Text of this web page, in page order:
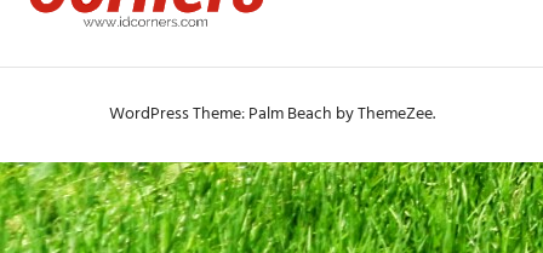
WordPress Theme: Palm Beach by ThemeZee.